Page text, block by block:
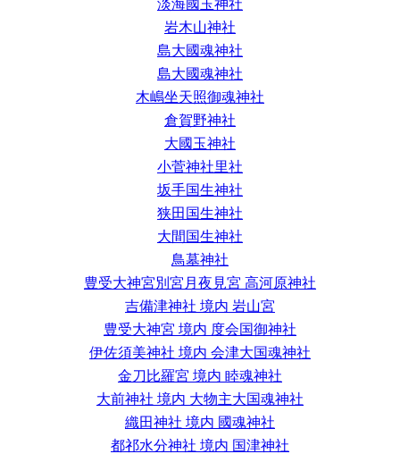
淡海國玉神社
岩木山神社
島大國魂神社
島大國魂神社
木嶋坐天照御魂神社
倉賀野神社
大國玉神社
小菅神社里社
坂手国生神社
狭田国生神社
大間国生神社
鳥墓神社
豊受大神宮別宮月夜見宮 高河原神社
吉備津神社 境内 岩山宮
豊受大神宮 境内 度会国御神社
伊佐須美神社 境内 会津大国魂神社
金刀比羅宮 境内 睦魂神社
大前神社 境内 大物主大国魂神社
織田神社 境内 國魂神社
都祁水分神社 境内 国津神社